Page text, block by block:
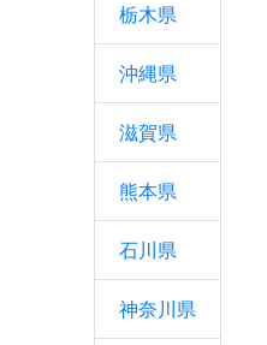
栃木県
沖縄県
滋賀県
熊本県
石川県
神奈川県